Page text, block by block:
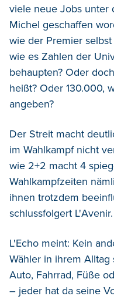
viele neue Jobs unter
Michel geschaffen
wie der Premier
wie es Zahlen der
behaupten? Oder
heißt? Oder 130.000,
angeben?
Der Streit macht
im Wahlkampf nicht
wie 2+2 macht 4
Wahlkampfzeiten
ihnen trotzdem
schlussfolgert L'Avenir.
L'Echo meint: Kein
Wähler in ihrem
Auto, Fahrrad, Füße
– jeder hat da seine